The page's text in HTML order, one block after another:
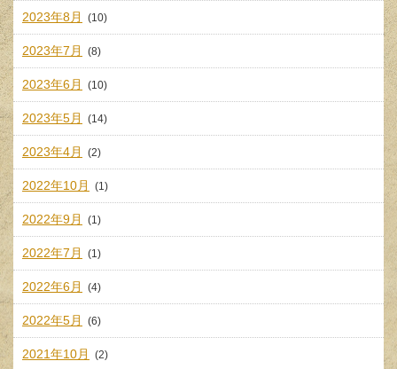
2023年8月 (10)
2023年7月 (8)
2023年6月 (10)
2023年5月 (14)
2023年4月 (2)
2022年10月 (1)
2022年9月 (1)
2022年7月 (1)
2022年6月 (4)
2022年5月 (6)
2021年10月 (2)